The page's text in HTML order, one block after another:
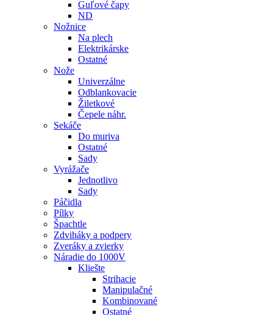
Guľové čapy
ND
Nožnice
Na plech
Elektrikárske
Ostatné
Nože
Univerzálne
Odblankovacie
Žiletkové
Čepele náhr.
Sekáče
Do muriva
Ostatné
Sady
Vyrážače
Jednotlivo
Sady
Páčidla
Pílky
Špachtle
Zdviháky a podpery
Zveráky a zvierky
Náradie do 1000V
Kliešte
Strihacie
Manipulačné
Kombinované
Ostatné